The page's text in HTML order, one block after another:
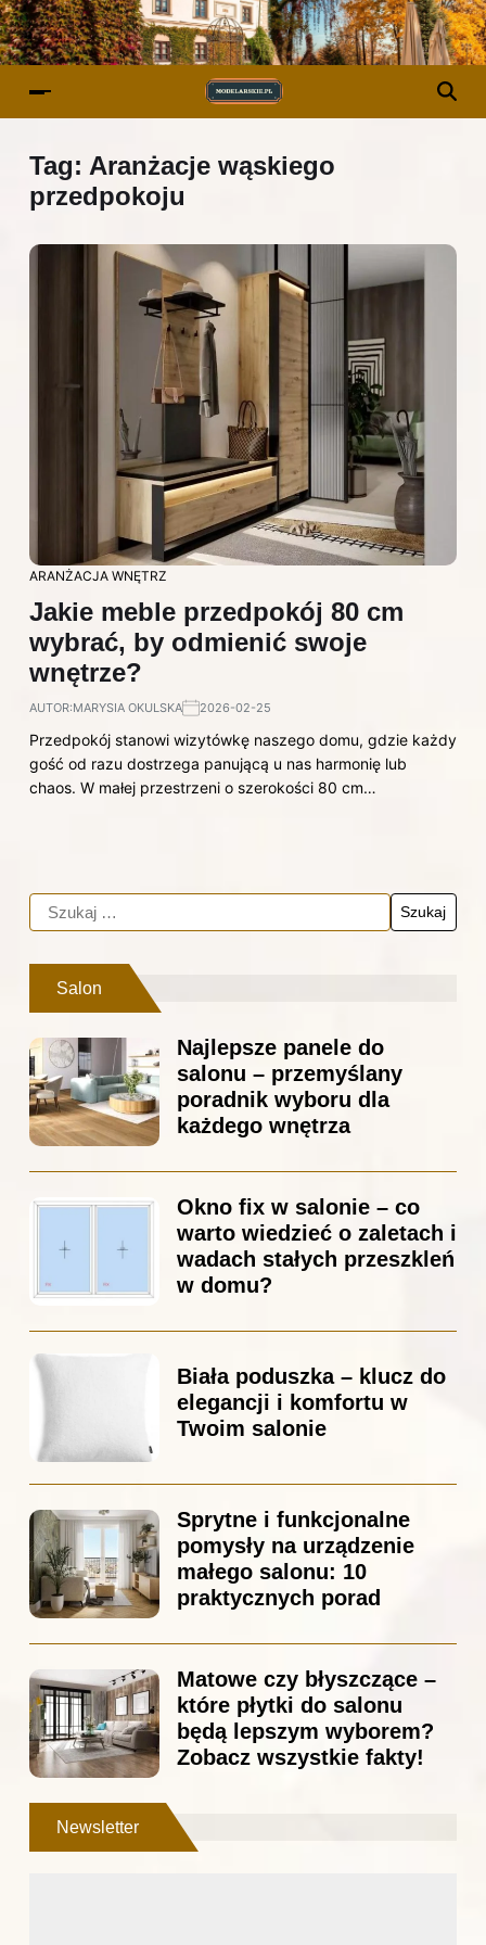
Tag: Aranżacje wąskiego
przedpokoju
ARANŻACJA WNĘTRZ
Jakie meble przedpokój 80 cm
wybrać, by odmienić swoje
wnętrze?
AUTOR:MARYSIA OKULSKA 2026-02-25
Przedpokój stanowi wizytówkę naszego domu, gdzie każdy
gość od razu dostrzega panującą u nas harmonię lub
chaos. W małej przestrzeni o szerokości 80 cm…
Salon
Najlepsze panele do
salonu – przemyślany
poradnik wyboru dla
każdego wnętrza
Okno fix w salonie – co
warto wiedzieć o zaletach i
wadach stałych przeszkleń
w domu?
Biała poduszka – klucz do
elegancji i komfortu w
Twoim salonie
Sprytne i funkcjonalne
pomysły na urządzenie
małego salonu: 10
praktycznych porad
Matowe czy błyszczące –
które płytki do salonu
będą lepszym wyborem?
Zobacz wszystkie fakty!
Newsletter